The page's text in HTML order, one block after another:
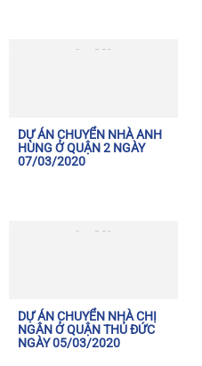
DỰ ÁN CHUYỂN NHÀ ANH
HÙNG Ở QUẬN 2 NGÀY
07/03/2020
DỰ ÁN CHUYỂN NHÀ CHỊ
NGÂN Ở QUẬN THỦ ĐỨC
NGÀY 05/03/2020